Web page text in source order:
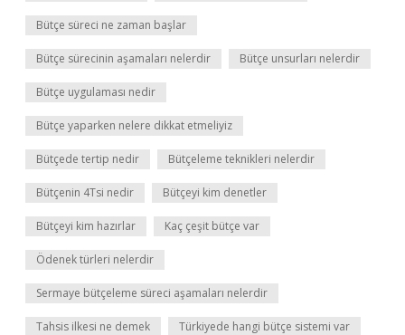
Bütçe süreci ne zaman başlar
Bütçe sürecinin aşamaları nelerdir Bütçe unsurları nelerdir
Bütçe uygulaması nedir
Bütçe yaparken nelere dikkat etmeliyiz
Bütçede tertip nedir Bütçeleme teknikleri nelerdir
Bütçenin 4Tsi nedir Bütçeyi kim denetler
Bütçeyi kim hazırlar Kaç çeşit bütçe var
Ödenek türleri nelerdir
Sermaye bütçeleme süreci aşamaları nelerdir
Tahsis ilkesi ne demek Türkiyede hangi bütçe sistemi var